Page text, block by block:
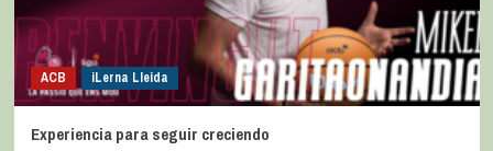
ACB iLerna Lleida
Experiencia para seguir creciendo